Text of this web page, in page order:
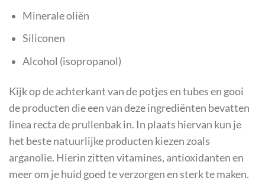
Minerale oliën
Siliconen
Alcohol (isopropanol)
Kijk op de achterkant van de potjes en tubes en gooi
de producten die een van deze ingrediënten bevatten
linea recta de prullenbak in. In plaats hiervan kun je
het beste natuurlijke producten kiezen zoals
arganolie. Hierin zitten vitamines, antioxidanten en
meer om je huid goed te verzorgen en sterk te maken.